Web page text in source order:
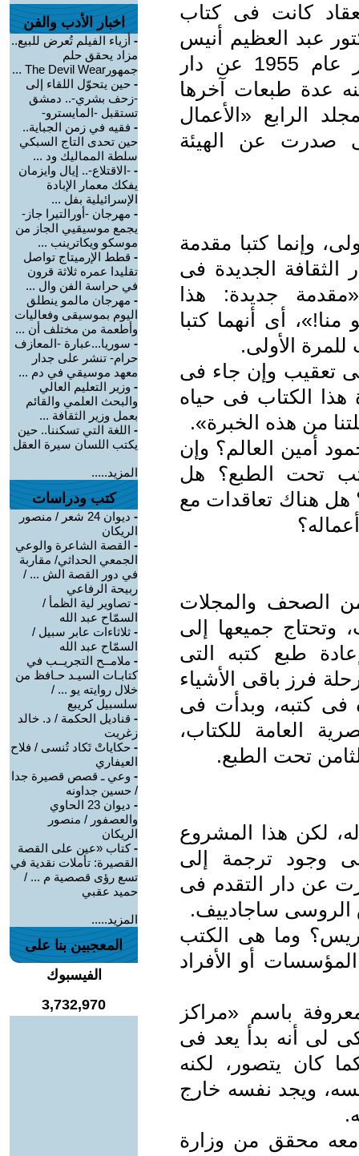
كانت فى كتاب
عبد العظيم أنيس
بعنوان «فى الثقافة المصرية» صدر عام 1955 عن دار
عدة طبعات آخرها
الرابع «الأعمال
صدرت عن الهيئة
وإنما كتبا مقدمة
عن دار الثقافة الجديدة فى
جديدة: هذا
أى أنهما كتبا
تعقيب وإن جاء فى
هذا الكتاب فى حياه
من هذه الخبرة».
أمين العالم؟ وإن
تحت الطبع؟ هل
هل هناك تعاقدات مع
الصحف والمجلات
وتحتاج جميعها إلى
طبع كتبه التى
فرز باقى الأشياء
فى كتبه، وبدأت فى
العامة للكتاب،
لكن هذا المشروع
وجود ترجمة إلى
عن دار التقدم فى
وما هى الكتب
أو الأفراد
باسم «مراكز
لى أنه بدأ يعد فى
كان يتصور، لكنه
ويجد نفسه خارج
معه محقق من وزارة
اخبار الأدب والفن
- أزياء الفيلم تُعرض للبيع..
مزاد يحقق حلم
جمهورThe Devil Wear ...
- حين يتحوّل اللقاء إلى
-زحف بشري-.. دمشق
تستقبل -المايسترو-
- فقيه في زمن الجباية..
حين تحدى التاج السبكي
سلطة المماليك ود ...
- -الاقتلاع-.. إيال وايزمان
يفكك معمار الإبادة
الإسرائيلية بفل ...
- مهرجان -أورالتيرا جاز-
يجمع موسيقيي الجاز من
موسكو ويكاترينب ...
- قطط الإرميتاج تواصل
تقليدا عمره ثلاثة قرون
في حراسة الفن وال ...
- مهرجان مالمو ينطلق
اليوم بموسيقى وفعاليات
وأطعمة من مختلف أن ...
- سوريا...عبارة -المعازف
حرام- تنشر على جدار
معهد موسيقي في دم ...
- وزير التعليم العالي
والبحث العلمي والقائم
بعمل وزير الثقافة ...
- اللغة التي تسكننا.. حين
يكتب اللسان سيرة العقل
المزيد.....
كتب ودراسات
-
ديوان 24 شعر / منصور
الريكان
- القصة الشاعرة والوعي
الجمعي الحداثي/ مقاربة
في دور القصة الش ... /
ربيحة الرفاعي
- تصاوير لية الظمأ /
السمّاح عبد الله
- ثلاثاءات عابر سبيل /
السمّاح عبد الله
- ملامــح التجريــب في
كتابـات السيـد حـافظ من
خلال روايته يو ... /
سلسبيل كريبع
- قناديل الحكمة / د. خالد
زغريت
- حكاياتْ تَكاد تُنسى / فلاح
العيفاري
- وعي ـ قصص قصيرة جدا
/ حسين جداونه
-
ديوان 23 الحاوي
والعصفور / منصور
الريكان
-كتاب «عين على القصة
القصيرة: تأملات نقدية في
تسع رؤى قصصية م ... /
حميد عقبي
المزيد.....
المعجبين بنا على
الفيسبوك
3,732,970